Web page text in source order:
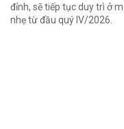
đỉnh, sẽ tiếp tục duy trì ở
nhẹ từ đầu quý IV/2026.